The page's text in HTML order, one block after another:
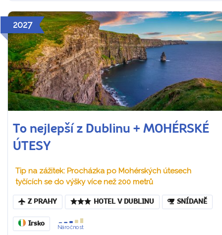
2027
To nejlepší z Dublinu + MOHÉRSKÉ
ÚTESY
Tip na zážitek: Procházka po Mohérských útesech
tyčících se do výšky více než 200 metrů
Z PRAHY HOTEL V DUBLINU SNÍDANĚ
Irsko
Náročnost